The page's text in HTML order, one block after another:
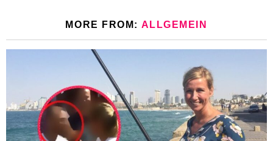
MORE FROM: ALLGEMEIN